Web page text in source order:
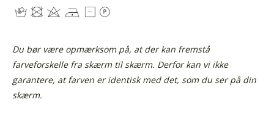
Du bør være opmærksom på, at der kan fremstå
farveforskelle fra skærm til skærm. Derfor kan vi ikke
garantere, at farven er identisk med det, som du ser på din
skærm.